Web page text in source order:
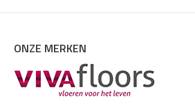
ONZE MERKEN